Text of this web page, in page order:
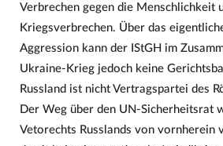
Verbrechen gegen die Menschlichkeit
Kriegsverbrechen. Über das
Aggression kann der IStGH im
Ukraine-Krieg jedoch keine
Russland ist nicht Vertragspartei des
Der Weg über den UN-Sicherheitsrat
Vetorechts Russlands von vornherein